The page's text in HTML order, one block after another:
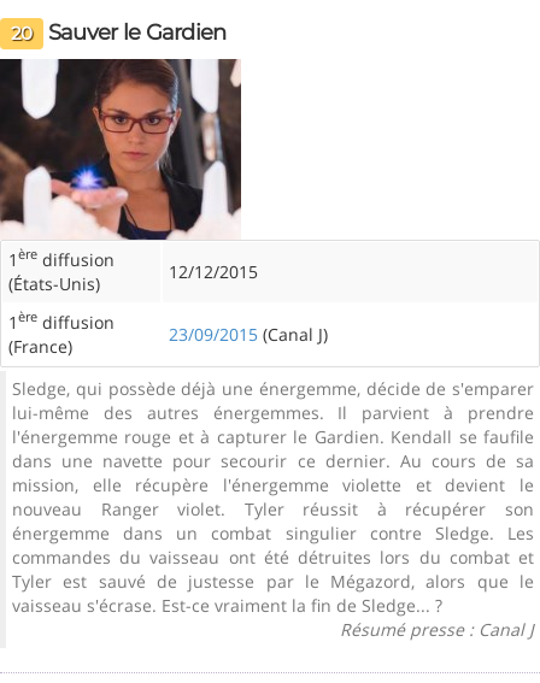
20 Sauver le Gardien
1 ère diffusion
(États-Unis)
12/12/2015
1 ère diffusion
(France)
23/09/2015 (Canal J)
Sledge, qui possède déjà une énergemme, décide de s'emparer
lui-même des autres énergemmes. Il parvient à prendre
l'énergemme rouge et à capturer le Gardien. Kendall se faufile
dans une navette pour secourir ce dernier. Au cours de sa
mission, elle récupère l'énergemme violette et devient le
nouveau Ranger violet. Tyler réussit à récupérer son
énergemme dans un combat singulier contre Sledge. Les
commandes du vaisseau ont été détruites lors du combat et
Tyler est sauvé de justesse par le Mégazord, alors que le
vaisseau s'écrase. Est-ce vraiment la fin de Sledge... ?
Résumé presse : Canal J